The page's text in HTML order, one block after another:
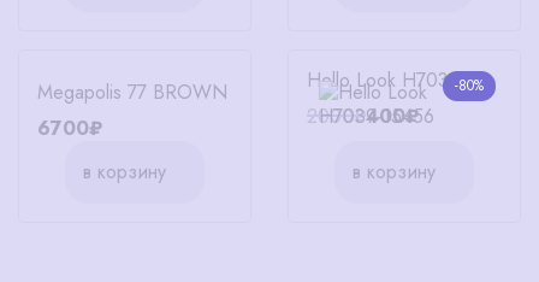
Megapolis 77 BROWN
6700₽
в корзину
-80%
Hello Look Н7039
2000₽400₽
в корзину